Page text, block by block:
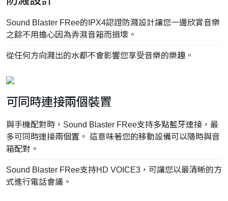
Sound Blaster FRee的IPX4認證防濺設計讓您一邊欣賞音樂
之餘不用擔心因為弄濕音箱而損壞。
從任何方向濺出的水都不會影響您享受音樂的樂趣。
可同時連接兩個裝置
與手機配對時，Sound Blaster FRee支持多點藍牙連接，最
多可同時連接兩個置。 這意味著您的移動設備可以隨時與音
箱配對。
Sound Blaster FRee支持HD VOICE3，可讓您以最清晰的方
式進行電話會議。